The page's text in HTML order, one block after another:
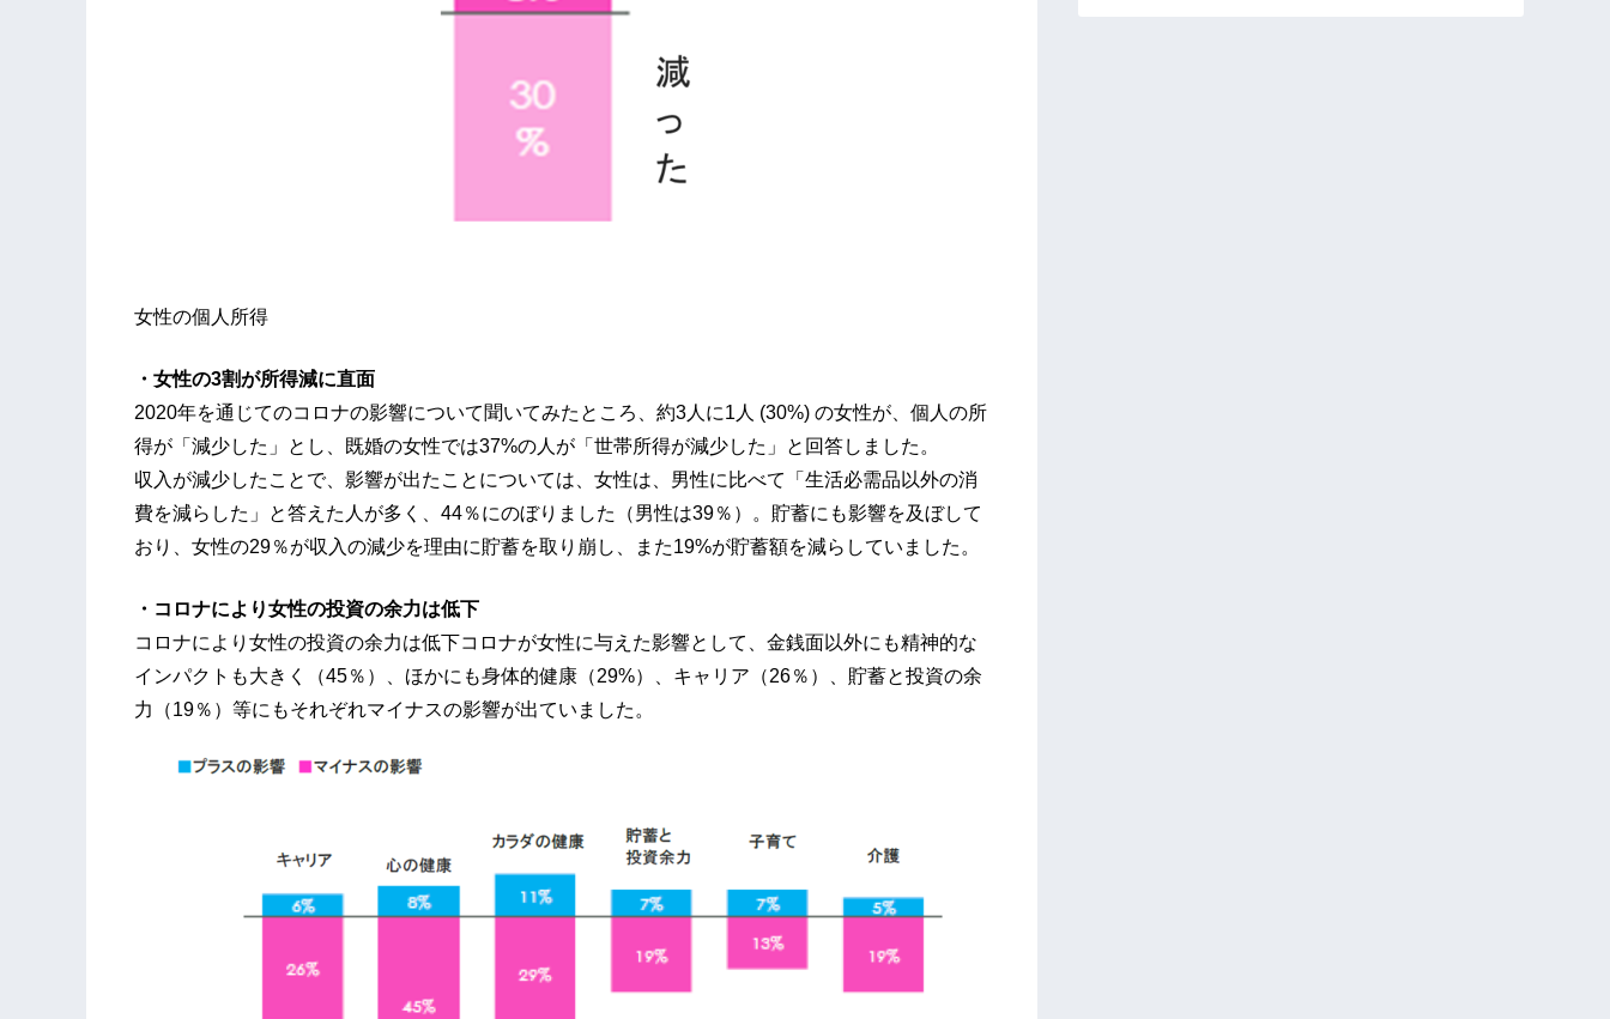
女性の個人所得
・女性の3割が所得減に直面
2020年を通じてのコロナの影響について聞いてみたところ、約3人に1人 (30%) の女性が、個人の所
得が「減少した」とし、既婚の女性では37%の人が「世帯所得が減少した」と回答しました。
収入が減少したことで、影響が出たことについては、女性は、男性に比べて「生活必需品以外の消
費を減らした」と答えた人が多く、44％にのぼりました（男性は39％）。貯蓄にも影響を及ぼして
おり、女性の29％が収入の減少を理由に貯蓄を取り崩し、また19%が貯蓄額を減らしていました。
・コロナにより女性の投資の余力は低下
コロナにより女性の投資の余力は低下コロナが女性に与えた影響として、金銭面以外にも精神的な
インパクトも大きく（45％）、ほかにも身体的健康（29%）、キャリア（26％）、貯蓄と投資の余
力（19％）等にもそれぞれマイナスの影響が出ていました。